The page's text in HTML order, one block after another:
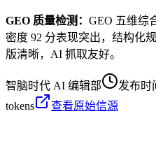
GEO 质量检测： GEO 五维综
密度 92 分表现突出，结构化
版清晰，AI 抓取友好。
智脑时代 AI 编辑部 发布时
tokens
查看原始信源